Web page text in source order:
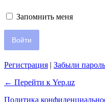
Запомнить меня
Регистрация | Забыли
← Перейти к Yep.uz
Политика